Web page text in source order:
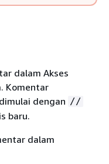
dalam Akses
Komentar
dengan //
baru.
dalam